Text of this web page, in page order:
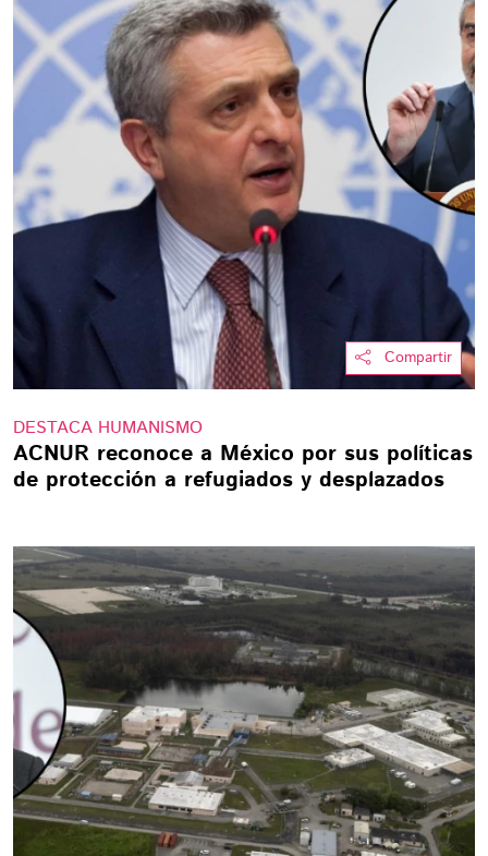
Compartir
DESTACA HUMANISMO
ACNUR reconoce a México por sus políticas
de protección a refugiados y desplazados